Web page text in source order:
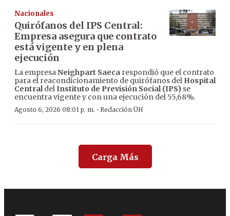
Nacionales
Quirófanos del IPS Central:
Empresa asegura que contrato
está vigente y en plena
ejecución
La empresaNeighpart Saeca respondió que el contrato
para el reacondicionamiento de quirófanos del Hospital
CentraldelInstituto de Previsión Social (IPS) se
encuentra vigente y con una ejecución del 55,68%.
Agosto 6, 2026 08:01 p. m. · Redacción ÚH
Carga Más